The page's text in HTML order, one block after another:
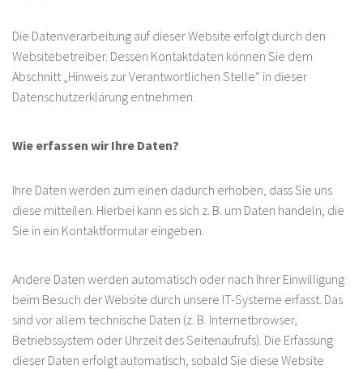
Die Datenverarbeitung auf dieser Website erfolgt durch den
Websitebetreiber. Dessen Kontaktdaten können Sie dem
Abschnitt „Hinweis zur Verantwortlichen Stelle“ in dieser
Datenschutzerklärung entnehmen.
Wie erfassen wir Ihre Daten?
Ihre Daten werden zum einen dadurch erhoben, dass Sie uns
diese mitteilen. Hierbei kann es sich z. B. um Daten handeln, die
Sie in ein Kontaktformular eingeben.
Andere Daten werden automatisch oder nach Ihrer Einwilligung
beim Besuch der Website durch unsere IT-Systeme erfasst. Das
sind vor allem technische Daten (z. B. Internetbrowser,
Betriebssystem oder Uhrzeit des Seitenaufrufs). Die Erfassung
dieser Daten erfolgt automatisch, sobald Sie diese Website